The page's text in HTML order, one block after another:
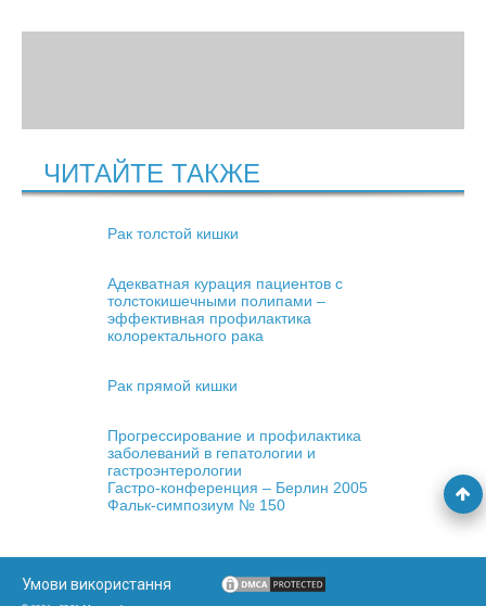
ЧИТАЙТЕ ТАКЖЕ
Рак толстой кишки
Адекватная курация пациентов с
толстокишечными полипами –
эффективная профилактика
колоректального рака
Рак прямой кишки
Прогрессирование и профилактика
заболеваний в гепатологии и
гастроэнтерологии
Гастро-конференция – Берлин 2005
Фальк-симпозиум № 150
Умови використання